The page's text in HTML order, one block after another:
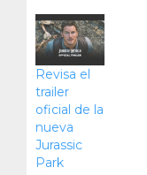
Revisa el
trailer
oficial de la
nueva
Jurassic
Park